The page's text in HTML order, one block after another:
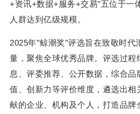
+资讯+数据+服务+交易"五位于一
人群达到亿级规模。
2025年"鲸潮奖"评选旨在致敬时代
量，聚焦全球优秀品牌。评选过程
息、评委推荐、公开数据，综合品
值、创新力等评价维度，遴选出相
献的企业、机构及个人，打造品牌